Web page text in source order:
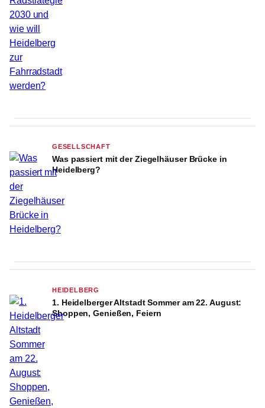
GESELLSCHAFT
Was passiert mit der Ziegelhäuser Brücke in
Heidelberg?
HEIDELBERG
1. Heidelberger Altstadt Sommer am 22. August:
Shoppen, Genießen, Feiern